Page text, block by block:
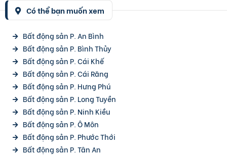
Có thể bạn muốn xem
Bất động sản P. An Bình
Bất động sản P. Bình Thủy
Bất động sản P. Cái Khế
Bất động sản P. Cái Răng
Bất động sản P. Hưng Phú
Bất động sản P. Long Tuyền
Bất động sản P. Ninh Kiều
Bất động sản P. Ô Môn
Bất động sản P. Phước Thới
Bất động sản P. Tân An